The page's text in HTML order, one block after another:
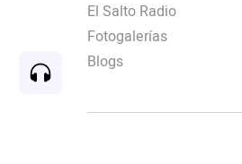
El Salto Radio
Fotogalerías
Blogs